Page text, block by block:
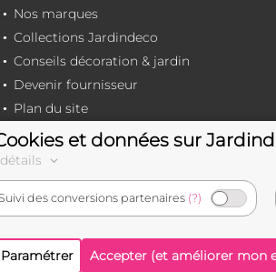
Nos marques
Collections Jardindeco
Conseils décoration & jardin
Devenir fournisseur
Plan du site
e-commerçant
et données sur
détails
des conversions partenaires (?)